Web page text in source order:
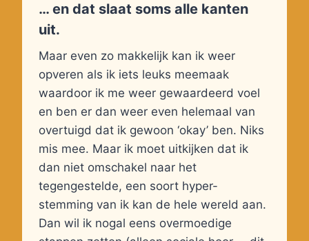
… en dat slaat soms alle kanten
uit.
Maar even zo makkelijk kan ik weer
opveren als ik iets leuks meemaak
waardoor ik me weer gewaardeerd voel
en ben er dan weer even helemaal van
overtuigd dat ik gewoon ‘okay’ ben. Niks
mis mee. Maar ik moet uitkijken dat ik
dan niet omschakel naar het
tegengestelde, een soort hyper-
stemming van ik kan de hele wereld aan.
Dan wil ik nogal eens overmoedige